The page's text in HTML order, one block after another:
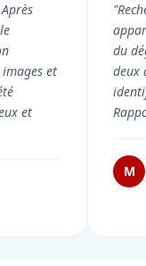
et
et
du
deux
M